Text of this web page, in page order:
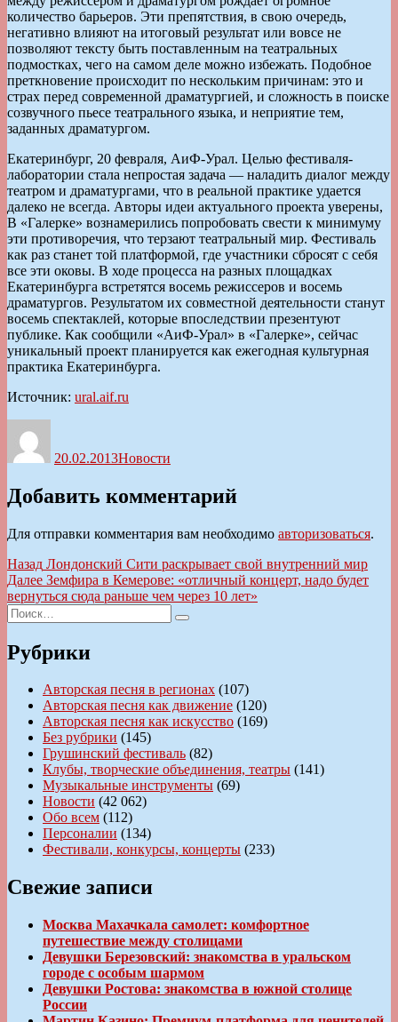
количество барьеров. Эти препятствия, в свою очередь,
негативно влияют на итоговый результат или вовсе не
позволяют тексту быть поставленным на театральных
подмостках, чего на самом деле можно избежать. Подобное
преткновение происходит по нескольким причинам: это и
страх перед современной драматургией, и сложность в поиске
созвучного пьесе театрального языка, и неприятие тем,
заданных драматургом.
Екатеринбург, 20 февраля, АиФ-Урал. Целью фестиваля-
лаборатории стала непростая задача — наладить диалог между
театром и драматургами, что в реальной практике удается
далеко не всегда. Авторы идеи актуального проекта уверены,
В «Галерке» вознамерились попробовать свести к минимуму
эти противоречия, что терзают театральный мир. Фестиваль
как раз станет той платформой, где участники сбросят с себя
все эти оковы. В ходе процесса на разных площадках
Екатеринбурга встретятся восемь режиссеров и восемь
драматургов. Результатом их совместной деятельности станут
восемь спектаклей, которые впоследствии презентуют
публике. Как сообщили «АиФ-Урал» в «Галерке», сейчас
уникальный проект планируется как ежегодная культурная
практика Екатеринбурга.
Источник: ural.aif.ru
20.02.2013Новости
Добавить комментарий
Для отправки комментария вам необходимо авторизоваться.
Навигация
по
записям
Назад Предыдущая
запись:
Лондонский Сити раскрывает свой внутренний мир
Далее Следующая
запись:
Земфира в Кемерове: «отличный концерт, надо будет
вернуться сюда раньше чем через 10 лет»
Искать:
Поиск
Рубрики
Авторская песня в регионах (107)
Авторская песня как движение (120)
Авторская песня как искусство (169)
Без рубрики (145)
Грушинский фестиваль (82)
Клубы, творческие объединения, театры (141)
Музыкальные инструменты (69)
Новости (42 062)
Обо всем (112)
Персоналии (134)
Фестивали, конкурсы, концерты (233)
Свежие записи
Москва Махачкала самолет: комфортное
путешествие между столицами
Девушки Березовский: знакомства в уральском
городе с особым шармом
Девушки Ростова: знакомства в южной столице
России